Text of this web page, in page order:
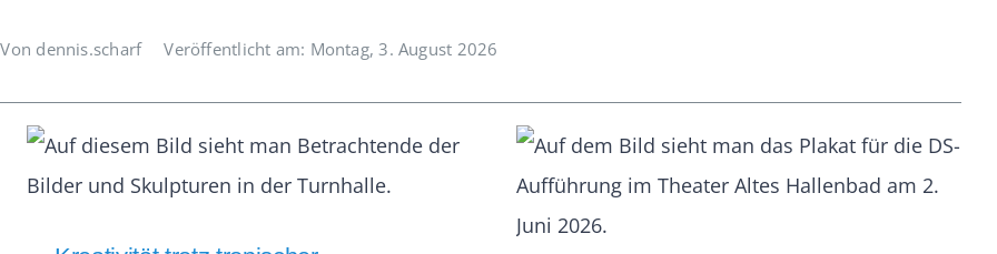
Von dennis.scharf Veröffentlicht am: Montag, 3. August 2026